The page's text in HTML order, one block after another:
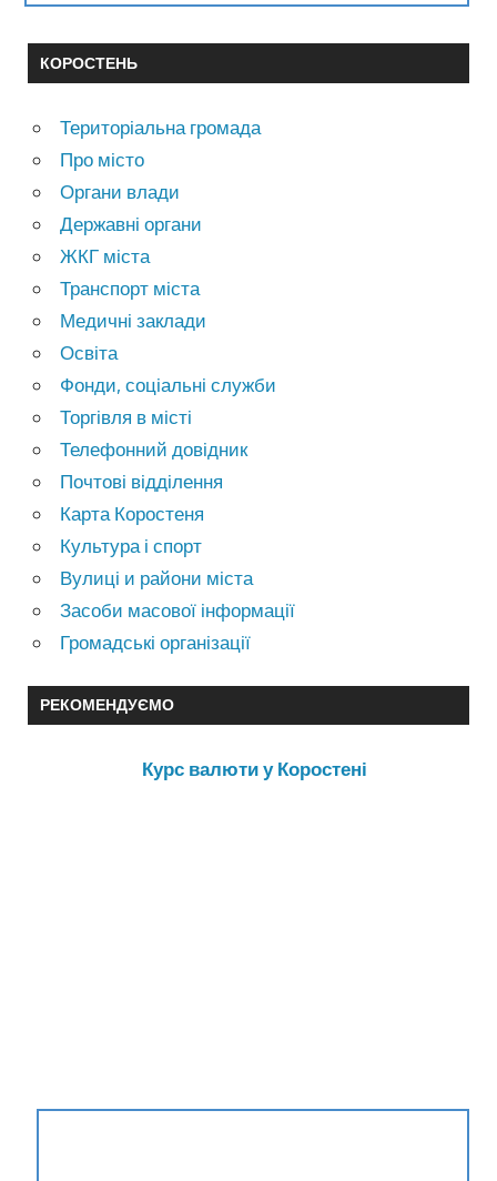
КОРОСТЕНЬ
Територіальна громада
Про місто
Органи влади
Державні органи
ЖКГ міста
Транспорт міста
Медичні заклади
Освіта
Фонди, соціальні служби
Торгівля в місті
Телефонний довідник
Почтові відділення
Карта Коростеня
Культура і спорт
Вулиці и райони міста
Засоби масової інформації
Громадські організації
РЕКОМЕНДУЄМО
Курс валюти у Коростені